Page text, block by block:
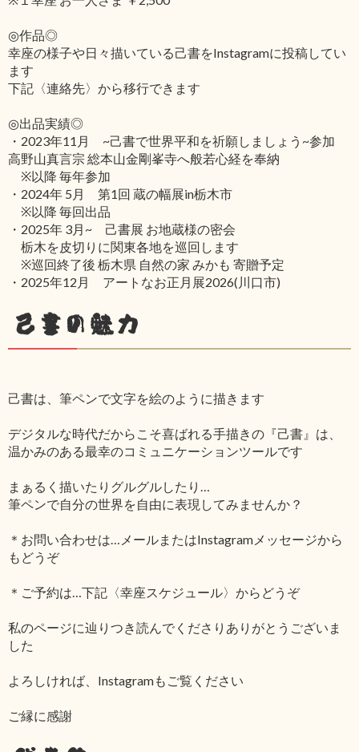
◎作品◎
幸座の様子や日々描いている己書をInstagramに投稿してい
ます
下記〈連絡先〉から移行できます
◎出品実績◎
・2023年11月 ~己書で世界平和を祈願しましょう~参加
高野山真言宗 総本山金剛峯寺へ般若心経を奉納
※以降 毎年参加
・2024年 5月 第1回 蔵の幅展in栃木市
※以降 毎回出品
・2025年 3月~ 己書展 お地蔵様の密会
栃木を皮切りに関東各地を巡回します
※巡回終了後 栃木県 自然の家 みかも 寄贈予定
・2025年12月 アートなお正月展2026(川口市)
己書の魅力
己書は、筆ペンで文字を絵のように描きます
デジタルな時代だからこそ喜ばれる手描きの『己書』は、
温かみのある最幸のコミュニケーションツールです
まぁるく描いたりグルグルしたり…
筆ペンで自分の世界を自由に表現してみませんか？
＊お問い合わせは…メールまたはInstagramメッセージから
もどうぞ
＊ご予約は…下記〈幸座スケジュール〉からどうぞ
私のページに辿りつき読んでくださりありがとうございま
した
よろしければ、Instagramもご覧ください
ご縁に感謝